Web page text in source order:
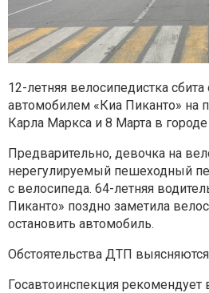
12-летняя велосипедистка
автомобилем «Киа Пиканто» на
Карла Маркса и 8 Марта в
Предварительно, девочка на
нерегулируемый пешеходный
с велосипеда. 64-летняя
Пиканто» поздно заметила
остановить автомобиль.
Обстоятельства ДТП
Госавтоинспекция рекомендует